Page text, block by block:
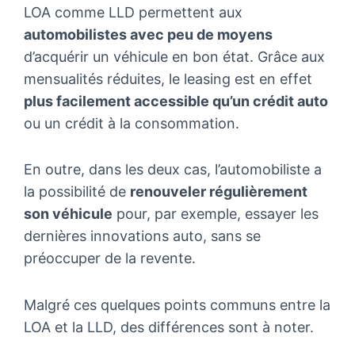
LOA comme LLD permettent aux
automobilistes avec peu de moyens
d’acquérir un véhicule en bon état. Grâce aux
mensualités réduites, le leasing est en effet
plus facilement accessible qu’un crédit auto
ou un crédit à la consommation.
En outre, dans les deux cas, l’automobiliste a
la possibilité de renouveler régulièrement
son véhicule pour, par exemple, essayer les
dernières innovations auto, sans se
préoccuper de la revente.
Malgré ces quelques points communs entre la
LOA et la LLD, des différences sont à noter.